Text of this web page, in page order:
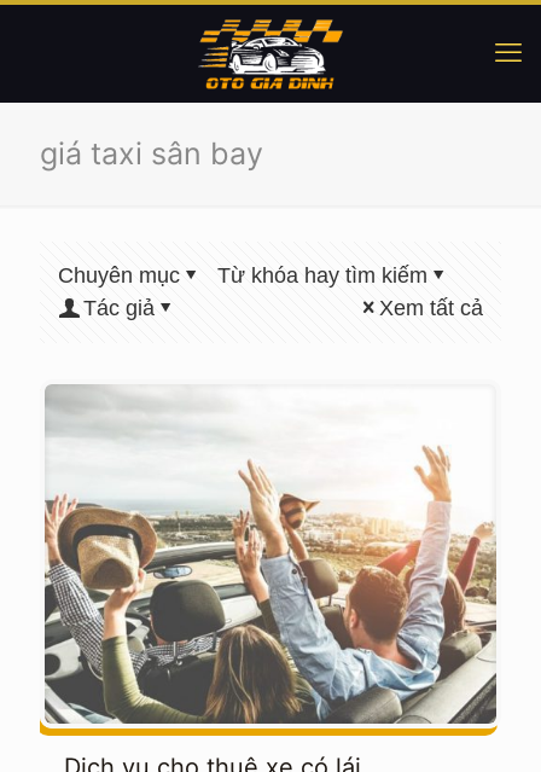
giá taxi sân bay
Chuyên mục
Từ khóa hay tìm kiếm
Tác giả
Xem tất cả